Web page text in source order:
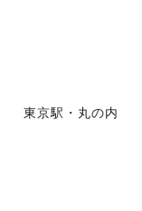
東京駅・丸の内